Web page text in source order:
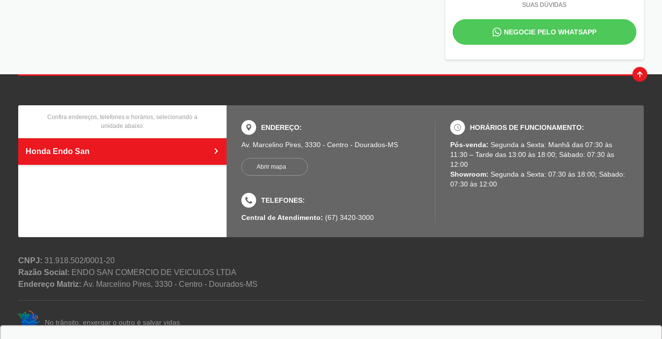
SUAS DÚVIDAS
NEGOCIE PELO WHATSAPP
Confira endereços, telefones e horários, selecionando a
unidade abaixo:
Honda Endo San
ENDEREÇO:
Av. Marcelino Pires, 3330 - Centro - Dourados-MS
Abrir mapa
TELEFONES:
Central de Atendimento: (67) 3420-3000
HORÁRIOS DE FUNCIONAMENTO:
Pós-venda: Segunda a Sexta: Manhã das 07:30 às
11:30 – Tarde das 13:00 às 18:00; Sábado: 07:30 às
12:00
Showroom: Segunda a Sexta: 07:30 às 18:00; Sábado:
07:30 às 12:00
CNPJ: 31.918.502/0001-20
Razão Social: ENDO SAN COMERCIO DE VEICULOS LTDA
Endereço Matriz: Av. Marcelino Pires, 3330 - Centro - Dourados-MS
No trânsito, enxergar o outro é salvar vidas.